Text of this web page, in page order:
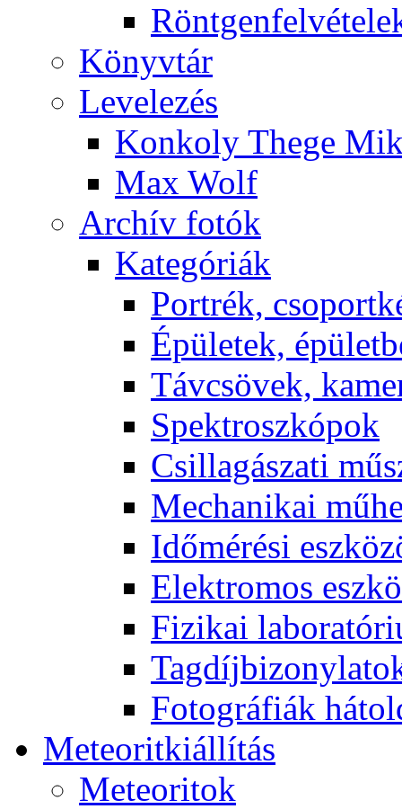
Könyv­tár
Le­ve­le­zés
Kon­koly The­ge
Max Wolf
Ar­chív fo­tók
Ka­te­gó­ri­ák
Port­rék,
Épü­le­tek,
Táv­csö­vek,
Spekt­rosz­kó­pok
Csil­la­gá­sza­ti
Me­cha­ni­kai
Idő­mé­ré­si
Elekt­ro­mos
Fi­zi­kai
Fo­tog­rá­fi­ák
Me­te­o­rit­ki­ál­lí­tás
Me­te­o­ri­tok